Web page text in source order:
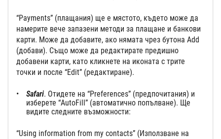
“Payments” (плащания) ще е мястото, където може да
намерите вече запазени методи за плащане и банкови
карти. Може да добавите, ако нямата чрез бутона Add
(добави). Също може да редактирате предишно
добавени карти, като кликнете на иконата с трите
точки и после “Edit” (редактиране).
Safari. Отидете на “Preferences” (предпочитания) и
изберете “AutoFill” (автоматично попълване). Ще
видите следните възможности:
“Using information from my contacts” (Използване на